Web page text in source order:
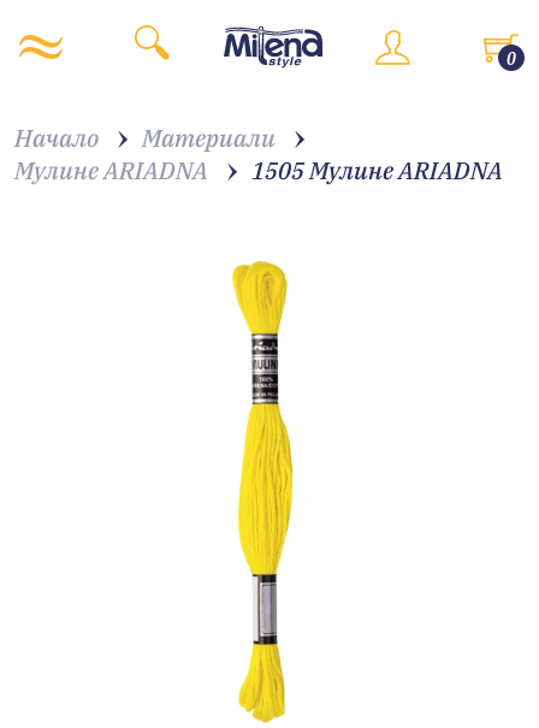
0
Начало
Материали
Мулине ARIADNA
1505 Мулине АRIADNA